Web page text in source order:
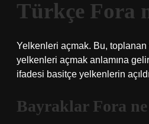
Türkçe Fora
Yelkenleri açmak. Bu, toplanan
yelkenleri açmak anlamına
ifadesi basitçe yelkenlerin
Bayraklar Fora ne